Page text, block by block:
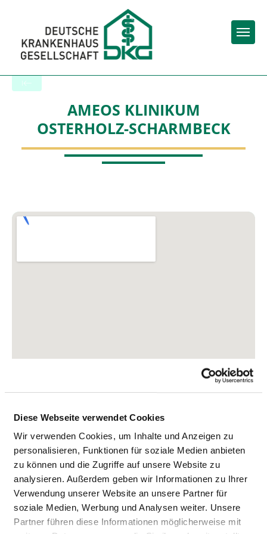
Diese Webseite verwendet Cookies
Wir verwenden Cookies, um Inhalte und Anzeigen zu
personalisieren, Funktionen für soziale Medien anbieten
zu können und die Zugriffe auf unsere Website zu
analysieren. Außerdem geben wir Informationen zu Ihrer
Verwendung unserer Website an unsere Partner für
soziale Medien, Werbung und Analysen weiter. Unsere
Partner führen diese Informationen möglicherweise mit
AMEOS KLINIKUM
OSTERHOLZ-SCHARMBECK
Poststraße 4+8
27711 Osterholz-Scharbeck
Tel.:
04791-93109216
Mail:
ed.soema.dnaltseeg@kcebmrahcs-zlohretso.ofni